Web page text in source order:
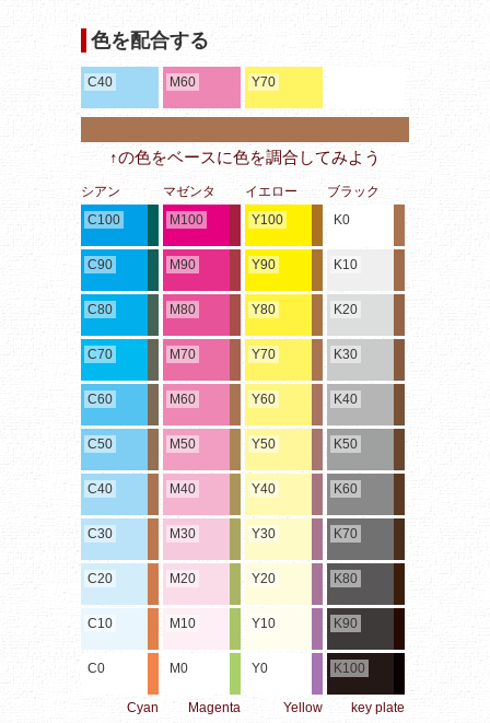
色を配合する
C40 M60 Y70
↑の色をベースに色を調合してみよう
シアン
C100
C90
C80
C70
C60
C50
C40
C30
C20
C10
C0
Cyan
マゼンタ
M100
M90
M80
M70
M60
M50
M40
M30
M20
M10
M0
Magenta
イエロー
Y100
Y90
Y80
Y70
Y60
Y50
Y40
Y30
Y20
Y10
Y0
Yellow
ブラック
K0
K10
K20
K30
K40
K50
K60
K70
K80
K90
K100
key plate